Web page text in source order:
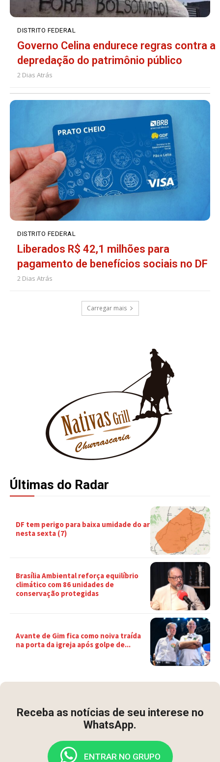
DISTRITO FEDERAL
Governo Celina endurece regras contra a
depredação do patrimônio público
2 Dias Atrás
DISTRITO FEDERAL
Liberados R$ 42,1 milhões para
pagamento de benefícios sociais no DF
2 Dias Atrás
Carregar mais
Últimas do Radar
DF tem perigo para baixa umidade do ar
nesta sexta (7)
Brasília Ambiental reforça equilíbrio
climático com 86 unidades de
conservação protegidas
Avante de Gim fica como noiva traída
na porta da igreja após golpe de...
Receba as notícias de seu interese no
WhatsApp.
ENTRAR NO GRUPO